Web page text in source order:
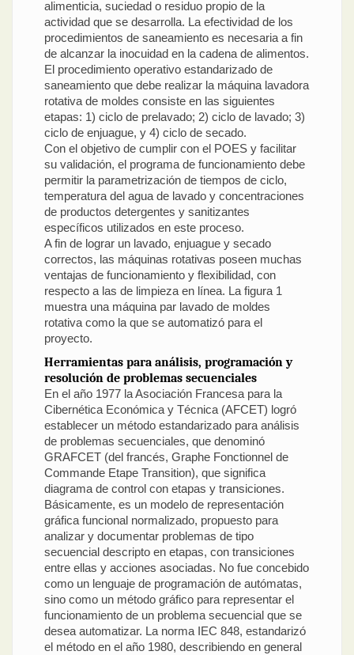
alimenticia, suciedad o residuo propio de la
actividad que se desarrolla. La efectividad de los
procedimientos de saneamiento es necesaria a fin
de alcanzar la inocuidad en la cadena de alimentos.
El procedimiento operativo estandarizado de
saneamiento que debe realizar la máquina lavadora
rotativa de moldes consiste en las siguientes
etapas: 1) ciclo de prelavado; 2) ciclo de lavado; 3)
ciclo de enjuague, y 4) ciclo de secado.
Con el objetivo de cumplir con el POES y facilitar
su validación, el programa de funcionamiento debe
permitir la parametrización de tiempos de ciclo,
temperatura del agua de lavado y concentraciones
de productos detergentes y sanitizantes
específicos utilizados en este proceso.
A fin de lograr un lavado, enjuague y secado
correctos, las máquinas rotativas poseen muchas
ventajas de funcionamiento y flexibilidad, con
respecto a las de limpieza en línea. La figura 1
muestra una máquina par lavado de moldes
rotativa como la que se automatizó para el
proyecto.
Herramientas para análisis, programación y
resolución de problemas secuenciales
En el año 1977 la Asociación Francesa para la
Cibernética Económica y Técnica (AFCET) logró
establecer un método estandarizado para análisis
de problemas secuenciales, que denominó
GRAFCET (del francés, Graphe Fonctionnel de
Commande Etape Transition), que significa
diagrama de control con etapas y transiciones.
Básicamente, es un modelo de representación
gráfica funcional normalizado, propuesto para
analizar y documentar problemas de tipo
secuencial descripto en etapas, con transiciones
entre ellas y acciones asociadas. No fue concebido
como un lenguaje de programación de autómatas,
sino como un método gráfico para representar el
funcionamiento de un problema secuencial que se
desea automatizar. La norma IEC 848, estandarizó
el método en el año 1980, describiendo en general